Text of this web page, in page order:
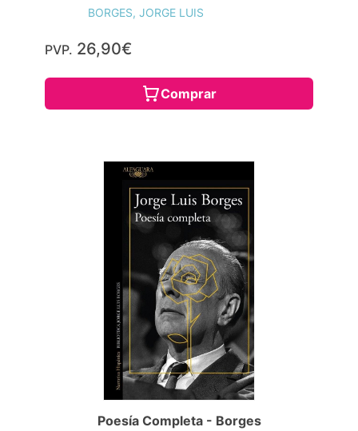
BORGES, JORGE LUIS
PVP. 26,90€
Comprar
Poesía Completa - Borges